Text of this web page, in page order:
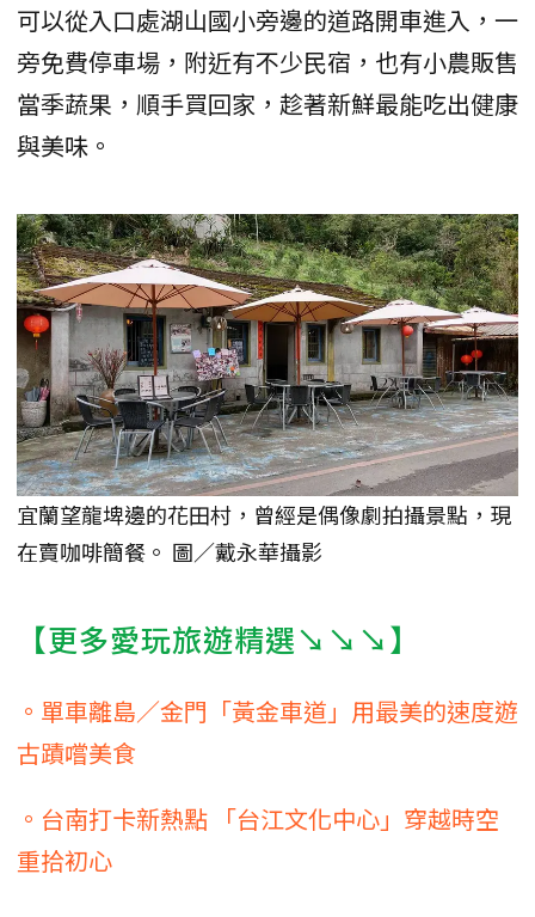
可以從入口處湖山國小旁邊的道路開車進入，一
旁免費停車場，附近有不少民宿，也有小農販售
當季蔬果，順手買回家，趁著新鮮最能吃出健康
與美味。
宜蘭望龍埤邊的花田村，曾經是偶像劇拍攝景點，現
在賣咖啡簡餐。 圖／戴永華攝影
【更多愛玩旅遊精選↘↘↘】
。單車離島／金門「黃金車道」用最美的速度遊
古蹟嚐美食
。台南打卡新熱點 「台江文化中心」穿越時空
重拾初心